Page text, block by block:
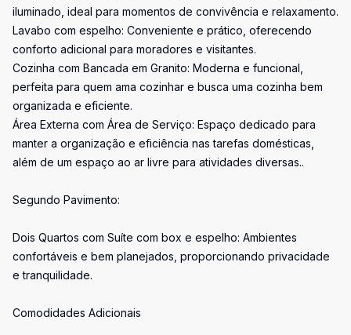
iluminado, ideal para momentos de convivência e relaxamento.
Lavabo com espelho: Conveniente e prático, oferecendo
conforto adicional para moradores e visitantes.
Cozinha com Bancada em Granito: Moderna e funcional,
perfeita para quem ama cozinhar e busca uma cozinha bem
organizada e eficiente.
Área Externa com Área de Serviço: Espaço dedicado para
manter a organização e eficiência nas tarefas domésticas,
além de um espaço ao ar livre para atividades diversas..
Segundo Pavimento:
Dois Quartos com Suíte com box e espelho: Ambientes
confortáveis e bem planejados, proporcionando privacidade
e tranquilidade.
Comodidades Adicionais